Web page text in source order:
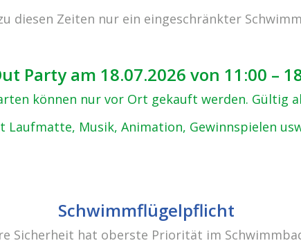
diesen Zeiten nur ein eingeschränkter
Party am 18.07.2026 von 11:00 –
können nur vor Ort gekauft werden. Gültig
Laufmatte, Musik, Animation, Gewinnspielen
Schwimmflügelpflicht
Sicherheit hat oberste Priorität im